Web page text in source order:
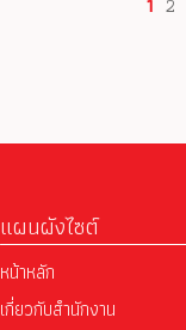
แผนผังไซต์
หน้าหลัก
เกี่ยวกับสำนักงาน